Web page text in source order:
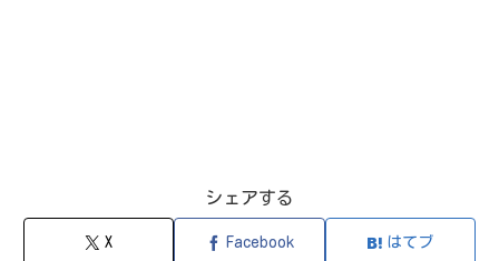
シェアする
X Facebook はてブ